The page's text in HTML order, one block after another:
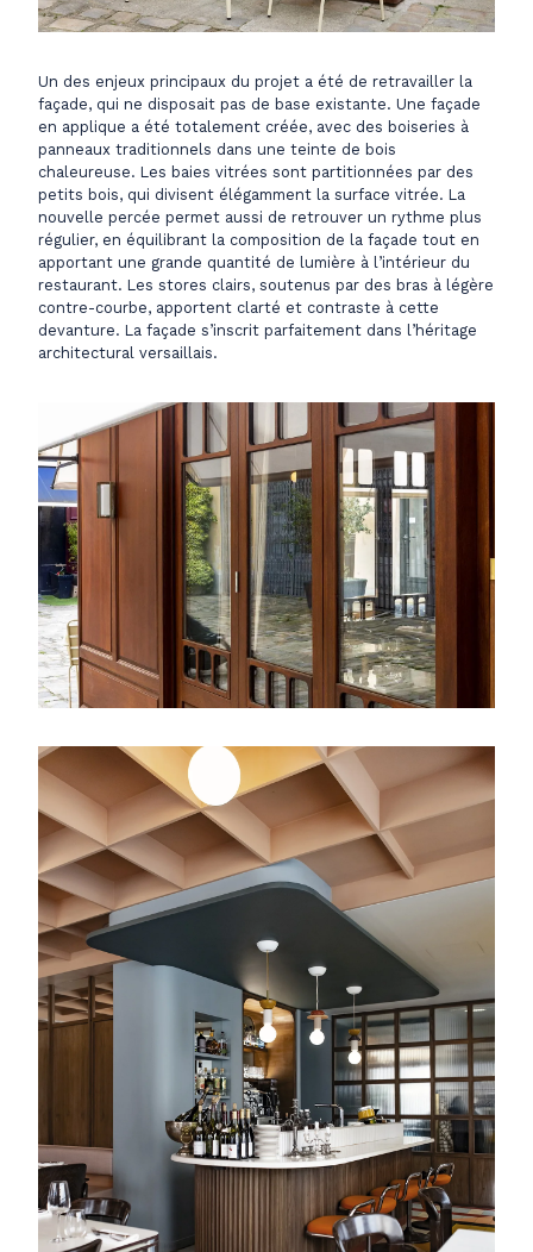
Un des enjeux principaux du projet a été de retravailler la
façade, qui ne disposait pas de base existante. Une façade
en applique a été totalement créée, avec des boiseries à
panneaux traditionnels dans une teinte de bois
chaleureuse. Les baies vitrées sont partitionnées par des
petits bois, qui divisent élégamment la surface vitrée. La
nouvelle percée permet aussi de retrouver un rythme plus
régulier, en équilibrant la composition de la façade tout en
apportant une grande quantité de lumière à l’intérieur du
restaurant. Les stores clairs, soutenus par des bras à légère
contre-courbe, apportent clarté et contraste à cette
devanture. La façade s’inscrit parfaitement dans l’héritage
architectural versaillais.